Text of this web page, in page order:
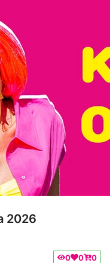
2026
0 0 0